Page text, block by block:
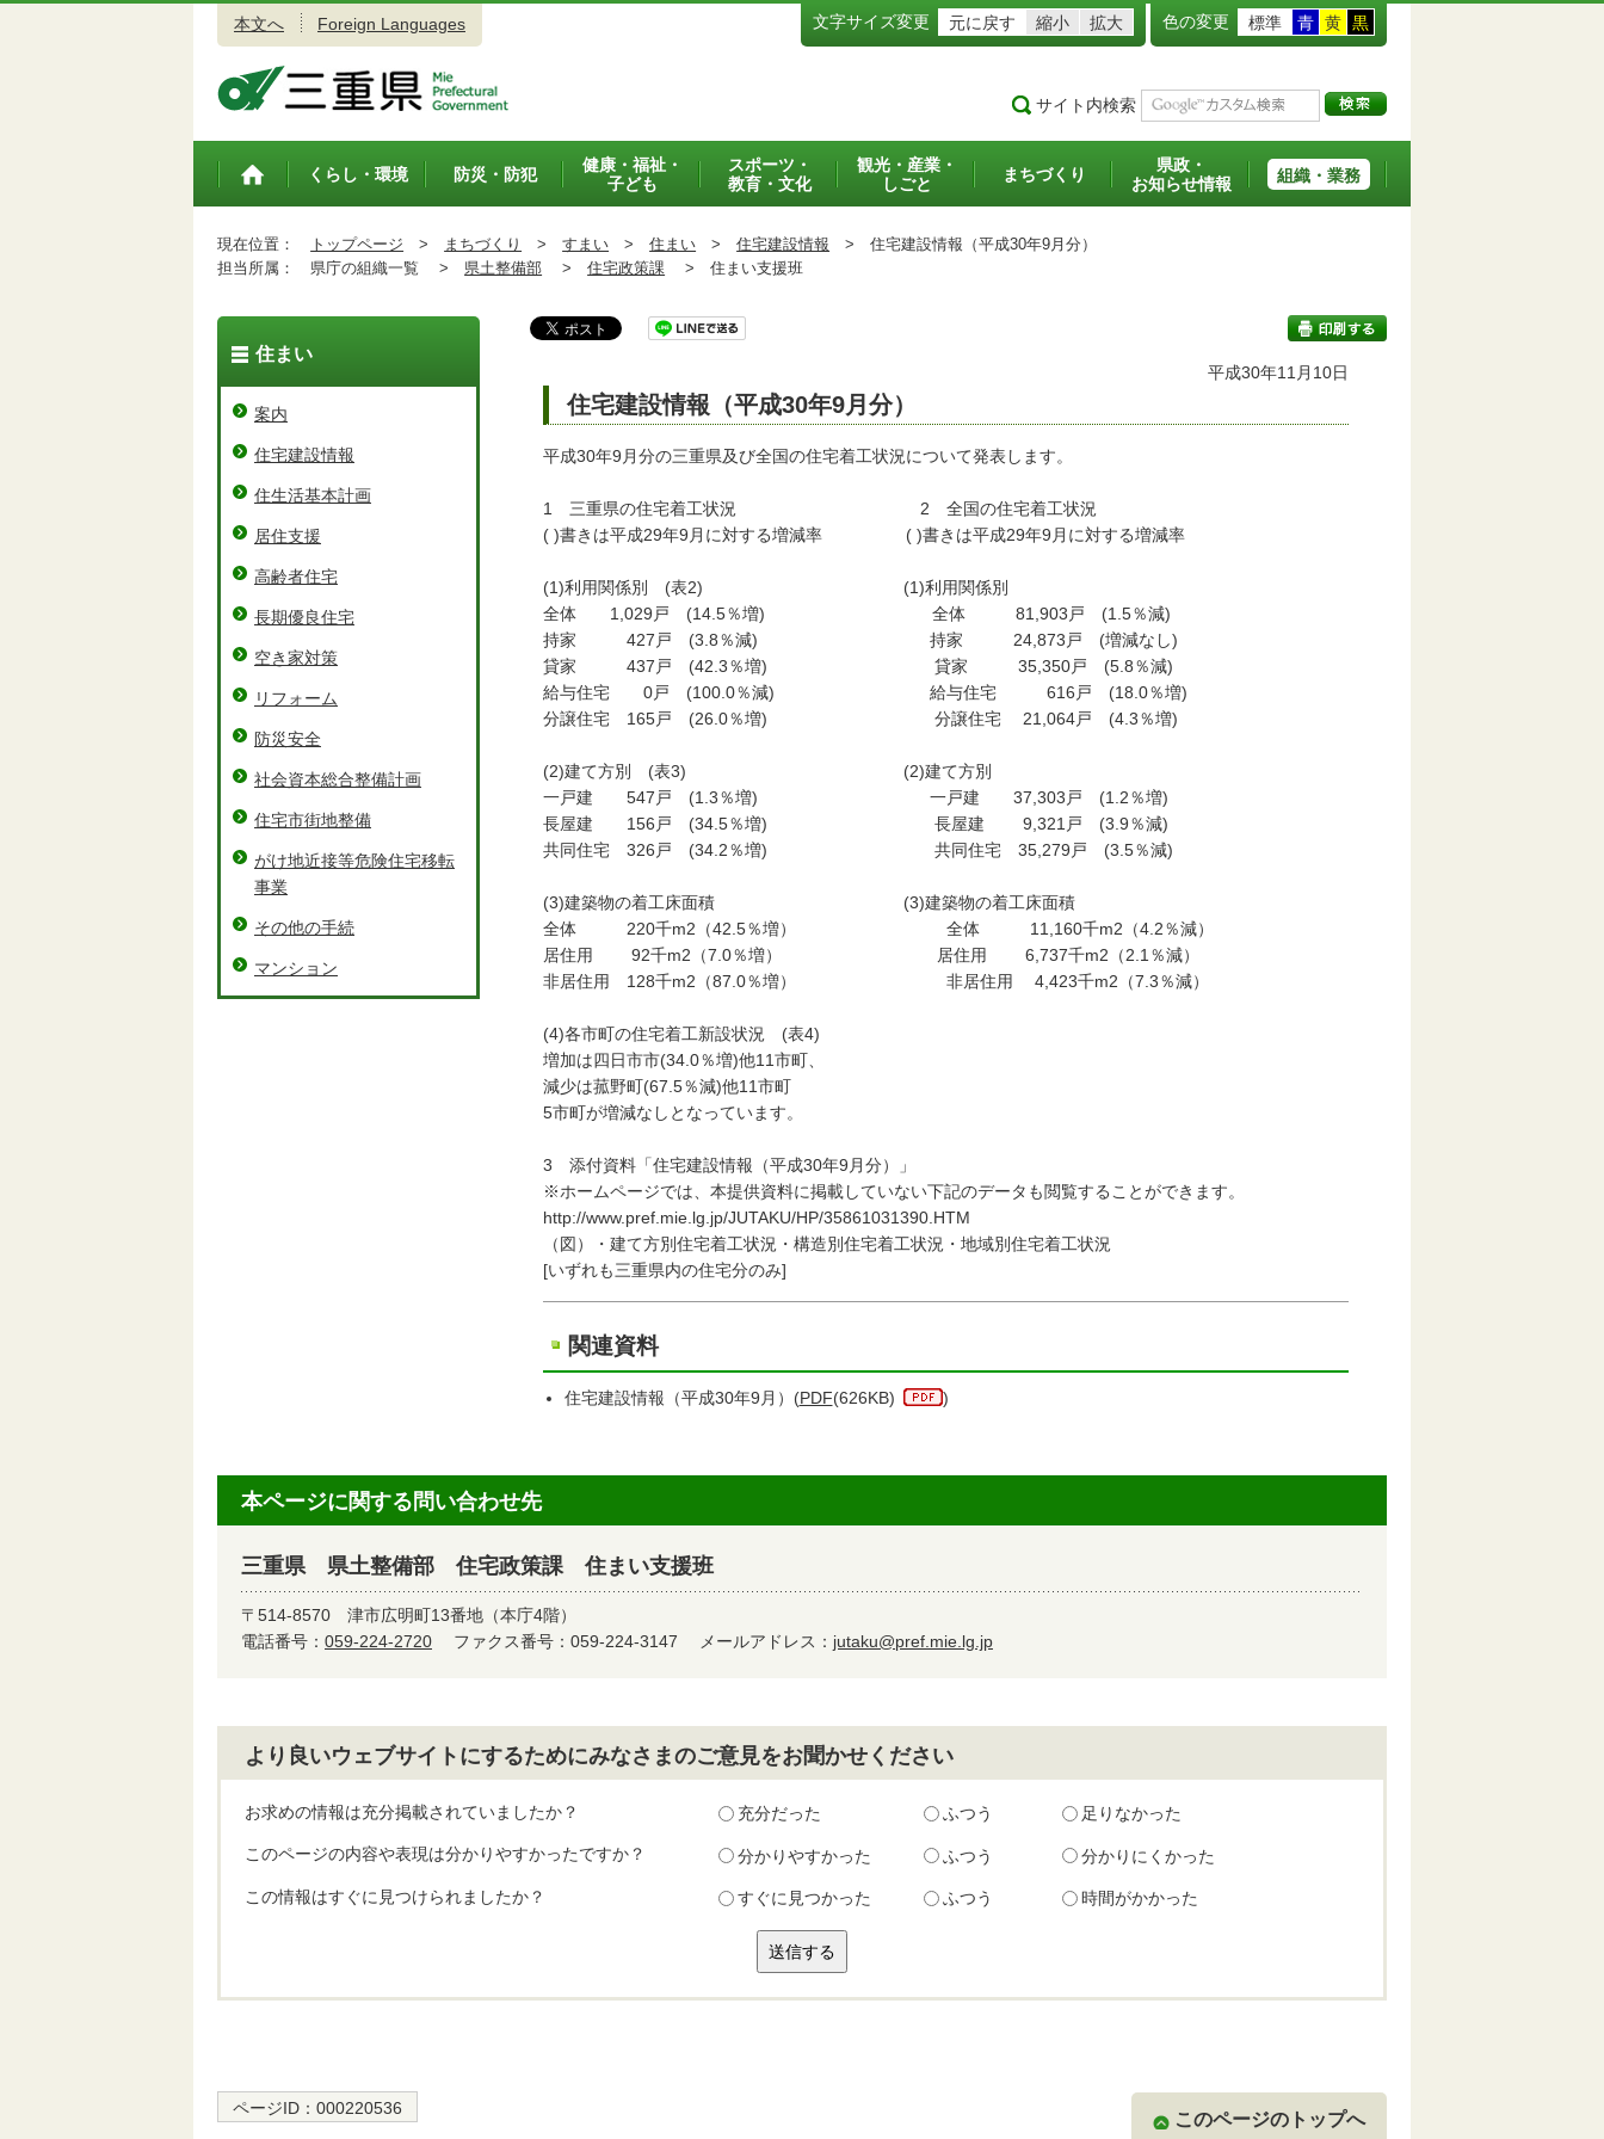
本文へ Foreign Languages 文字サイズ変更 元に戻す 縮小 拡大 色の変更 標準 青 黄 黒
サイト内検索
トップペ
くらし・環境 防災・防犯
健康・福祉・
子ども
スポーツ・
教育・文化
観光・産業・
しごと
まちづくり
県政・
お知らせ情報
組織・業務
現在位置： トップページ > まちづくり > すまい > 住まい > 住宅建設情報 > 住宅建設情報（平成30年9月分）
担当所属：
県庁の組織一覧 > 県土整備部 > 住宅政策課 > 住まい支援班
印刷する
平成30年11月10日
住宅建設情報（平成30年9月分）
平成30年9月分の三重県及び全国の住宅着工状況について発表します。
1 三重県の住宅着工状況 2 全国の住宅着工状況
( )書きは平成29年9月に対する増減率 ( )書きは平成29年9月に対する増減率
(1)利用関係別 (表2) (1)利用関係別
全体 1,029戸 (14.5％増) 全体 81,903戸 (1.5％減)
持家 427戸 (3.8％減) 持家 24,873戸 (増減なし)
貸家 437戸 (42.3％増) 貸家 35,350戸 (5.8％減)
給与住宅 0戸 (100.0％減) 給与住宅 616戸 (18.0％増)
分譲住宅 165戸 (26.0％増) 分譲住宅 21,064戸 (4.3％増)
(2)建て方別 (表3) (2)建て方別
一戸建 547戸 (1.3％増) 一戸建 37,303戸 (1.2％増)
長屋建 156戸 (34.5％増) 長屋建 9,321戸 (3.9％減)
共同住宅 326戸 (34.2％増) 共同住宅 35,279戸 (3.5％減)
(3)建築物の着工床面積 (3)建築物の着工床面積
全体 220千m2（42.5％増） 全体 11,160千m2（4.2％減）
居住用 92千m2（7.0％増） 居住用 6,737千m2（2.1％減）
非居住用 128千m2（87.0％増） 非居住用 4,423千m2（7.3％減）
(4)各市町の住宅着工新設状況 (表4)
増加は四日市市(34.0％増)他11市町、
減少は菰野町(67.5％減)他11市町
5市町が増減なしとなっています。
3 添付資料「住宅建設情報（平成30年9月分）」
※ホームページでは、本提供資料に掲載していない下記のデータも閲覧することができます。
http://www.pref.mie.lg.jp/JUTAKU/HP/35861031390.HTM
（図）・建て方別住宅着工状況・構造別住宅着工状況・地域別住宅着工状況
[いずれも三重県内の住宅分のみ]
関連資料
住宅建設情報（平成30年9月）(PDF(626KB) )
住まい
案内
住宅建設情報
住生活基本計画
居住支援
高齢者住宅
長期優良住宅
空き家対策
リフォーム
防災安全
社会資本総合整備計画
住宅市街地整備
がけ地近接等危険住宅移転
事業
その他の手続
マンション
本ページに関する問い合わせ先
三重県 県土整備部 住宅政策課 住まい支援班
〒514-8570 津市広明町13番地（本庁4階）
電話番号： 059-224-2720 ファクス番号：059-224-3147 メールアドレス： jutaku@pref.mie.lg.jp
より良いウェブサイトにするためにみなさまのご意見をお聞かせください
お求めの情報は充分掲載されていましたか？ 充分だった ふつう 足りなかった
このページの内容や表現は分かりやすかったですか？ 分かりやすかった ふつう 分かりにくかった
この情報はすぐに見つけられましたか？ すぐに見つかった ふつう 時間がかかった
ページID： 000220536
このページのトップへ